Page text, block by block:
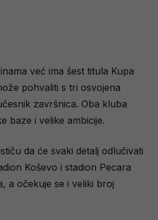
već ima šest titula Kupa
pohvaliti s tri osvojena
završnica. Oba kluba
baze i velike ambicije.
da će svaki detalj odlučivati
Koševo i stadion Pecara
a očekuje se i veliki broj